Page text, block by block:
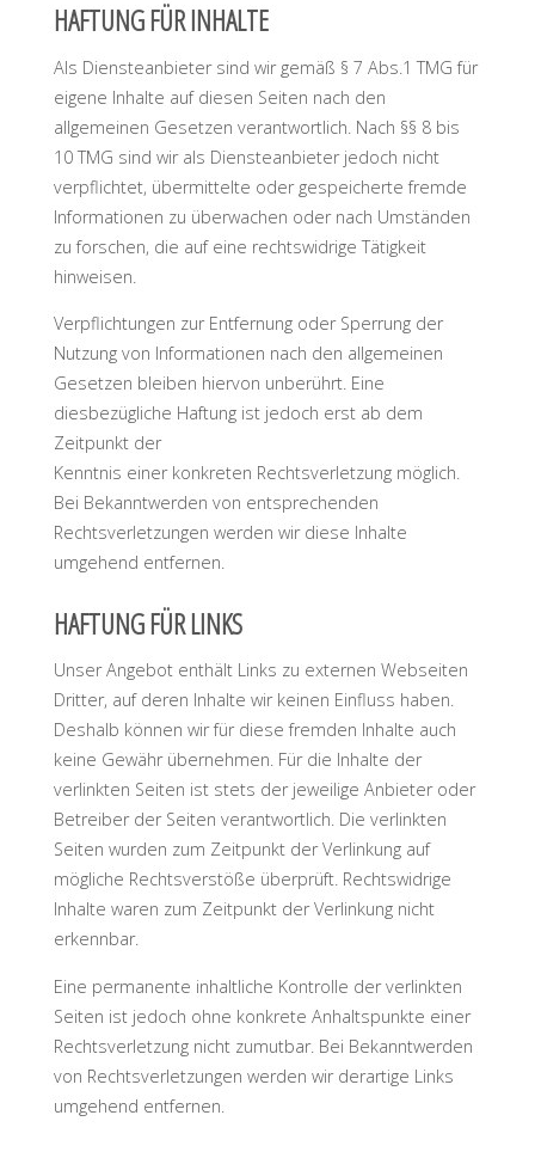
HAFTUNG FÜR INHALTE
Als Diensteanbieter sind wir gemäß § 7 Abs.1 TMG für
eigene Inhalte auf diesen Seiten nach den
allgemeinen Gesetzen verantwortlich. Nach §§ 8 bis
10 TMG sind wir als Diensteanbieter jedoch nicht
verpflichtet, übermittelte oder gespeicherte fremde
Informationen zu überwachen oder nach Umständen
zu forschen, die auf eine rechtswidrige Tätigkeit
hinweisen.
Verpflichtungen zur Entfernung oder Sperrung der
Nutzung von Informationen nach den allgemeinen
Gesetzen bleiben hiervon unberührt. Eine
diesbezügliche Haftung ist jedoch erst ab dem
Zeitpunkt der
Kenntnis einer konkreten Rechtsverletzung möglich.
Bei Bekanntwerden von entsprechenden
Rechtsverletzungen werden wir diese Inhalte
umgehend entfernen.
HAFTUNG FÜR LINKS
Unser Angebot enthält Links zu externen Webseiten
Dritter, auf deren Inhalte wir keinen Einfluss haben.
Deshalb können wir für diese fremden Inhalte auch
keine Gewähr übernehmen. Für die Inhalte der
verlinkten Seiten ist stets der jeweilige Anbieter oder
Betreiber der Seiten verantwortlich. Die verlinkten
Seiten wurden zum Zeitpunkt der Verlinkung auf
mögliche Rechtsverstöße überprüft. Rechtswidrige
Inhalte waren zum Zeitpunkt der Verlinkung nicht
erkennbar.
Eine permanente inhaltliche Kontrolle der verlinkten
Seiten ist jedoch ohne konkrete Anhaltspunkte einer
Rechtsverletzung nicht zumutbar. Bei Bekanntwerden
von Rechtsverletzungen werden wir derartige Links
umgehend entfernen.